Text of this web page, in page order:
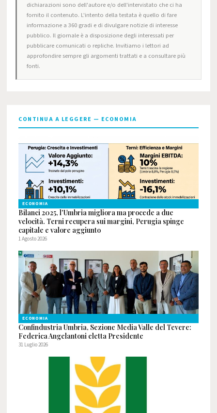
dichiarazioni sono dell'autore e/o dell'intervistato che ci ha
fornito il contenuto. L'intento della testata è quello di fare
informazione a 360 gradi e di divulgare notizie di interesse
pubblico. Il giornale è a disposizione degli interessati per
pubblicare comunicati o repliche. Invitiamo i lettori ad
approfondire sempre gli argomenti trattati e a consultare più
fonti.
CONTINUA A LEGGERE — ECONOMIA
ECONOMIA
Bilanci 2025, l'Umbria migliora ma procede a due
velocità. Terni recupera sui margini, Perugia spinge
capitale e valore aggiunto
1 Agosto 2026
ECONOMIA
Confindustria Umbria, Sezione Media Valle del Tevere:
Federica Angelantoni eletta Presidente
31 Luglio 2026